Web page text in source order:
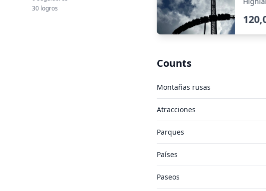
30 logros
Counts
Montañas rusas
Atracciones
Parques
Países
Paseos